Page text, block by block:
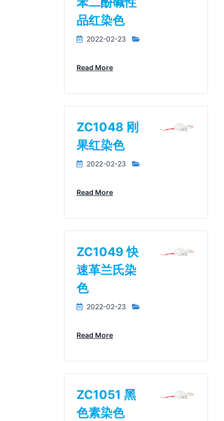
品红染色
2022-02-23
Read More
ZC1048 刚
果红染色
2022-02-23
Read More
ZC1049 快
速革兰氏染
色
2022-02-23
Read More
ZC1051 黑
色素染色